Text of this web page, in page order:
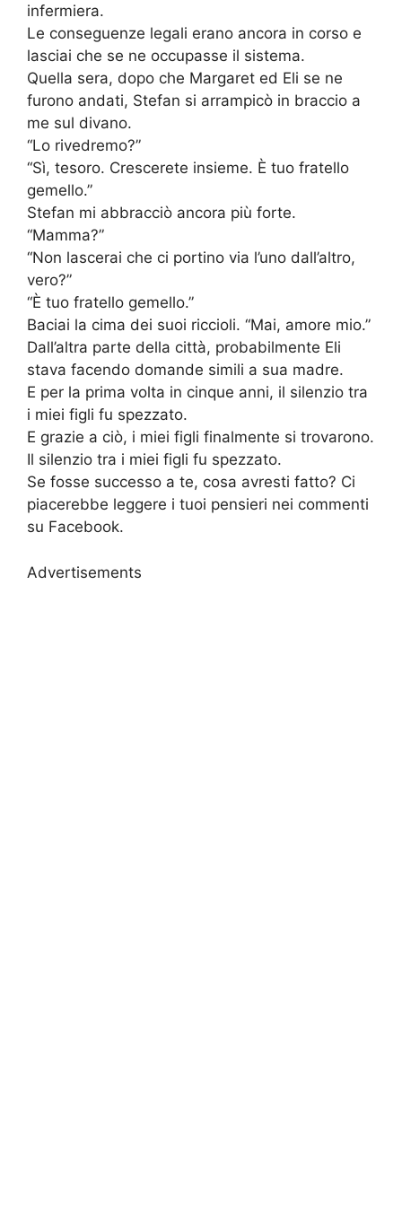
infermiera.
Le conseguenze legali erano ancora in corso e
lasciai che se ne occupasse il sistema.
Quella sera, dopo che Margaret ed Eli se ne
furono andati, Stefan si arrampicò in braccio a
me sul divano.
“Lo rivedremo?”
“Sì, tesoro. Crescerete insieme. È tuo fratello
gemello.”
Stefan mi abbracciò ancora più forte.
“Mamma?”
“Non lascerai che ci portino via l’uno dall’altro,
vero?”
“È tuo fratello gemello.”
Baciai la cima dei suoi riccioli. “Mai, amore mio.”
Dall’altra parte della città, probabilmente Eli
stava facendo domande simili a sua madre.
E per la prima volta in cinque anni, il silenzio tra
i miei figli fu spezzato.
E grazie a ciò, i miei figli finalmente si trovarono.
Il silenzio tra i miei figli fu spezzato.
Se fosse successo a te, cosa avresti fatto? Ci
piacerebbe leggere i tuoi pensieri nei commenti
su Facebook.
Advertisements